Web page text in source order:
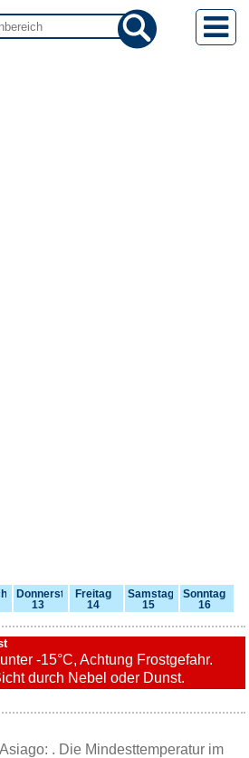
Donnerstag
13
Freitag
14
Samstag
15
Sonntag
16
-15°C, Achtung Frostgefahr.
durch Nebel oder Dunst.
. Die Mindesttemperatur im